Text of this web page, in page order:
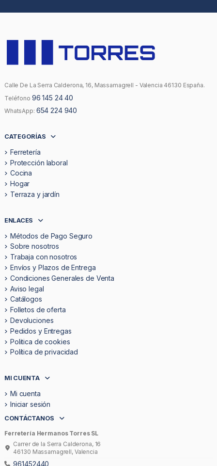
Calle De La Serra Calderona, 16, Massamagrell - Valencia 46130 España.
Teléfono 96 145 24 40
WhatsApp: 654 224 940
CATEGORÍAS
Ferretería
Protección laboral
Cocina
Hogar
Terraza y jardín
ENLACES
Métodos de Pago Seguro
Sobre nosotros
Trabaja con nosotros
Envíos y Plazos de Entrega
Condiciones Generales de Venta
Aviso legal
Catálogos
Folletos de oferta
Devoluciones
Pedidos y Entregas
Politica de cookies
Política de privacidad
MI CUENTA
Mi cuenta
Iniciar sesión
CONTÁCTANOS
Ferretería Hermanos Torres SL
Carrer de la Serra Calderona, 16
46130 Massamagrell, Valencia
961452440